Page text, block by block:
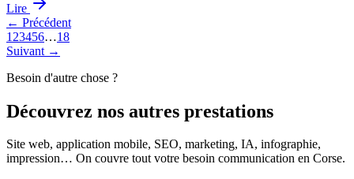
Lire
← Précédent
1 23456…18
Suivant →
Besoin d'autre chose ?
Découvrez nos autres prestations
Site web, application mobile, SEO, marketing, IA, infographie,
impression… On couvre tout votre besoin communication en Corse.